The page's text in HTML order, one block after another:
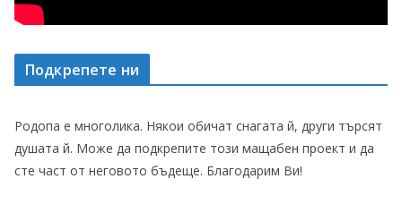
Подкрепете ни
Родопа е многолика. Някои обичат снагата й, други търсят
душата й. Може да подкрепите този мащабен проект и да
сте част от неговото бъдеще. Благодарим Ви!